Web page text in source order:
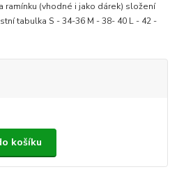
ramínku (vhodné i jako dárek) složení
tabulka S - 34-36 M - 38- 40 L - 42 -
košíku